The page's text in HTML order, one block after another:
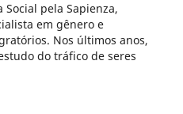
Social pela Sapienza,
em gênero e
Nos últimos anos,
do tráfico de seres